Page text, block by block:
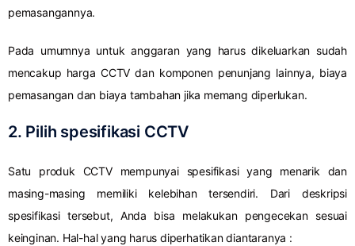
pemasangannya.
Pada umumnya untuk anggaran yang harus dikeluarkan sudah
mencakup harga CCTV dan komponen penunjang lainnya, biaya
pemasangan dan biaya tambahan jika memang diperlukan.
2. Pilih spesifikasi CCTV
Satu produk CCTV mempunyai spesifikasi yang menarik dan
masing-masing memiliki kelebihan tersendiri. Dari deskripsi
spesifikasi tersebut, Anda bisa melakukan pengecekan sesuai
keinginan. Hal-hal yang harus diperhatikan diantaranya :